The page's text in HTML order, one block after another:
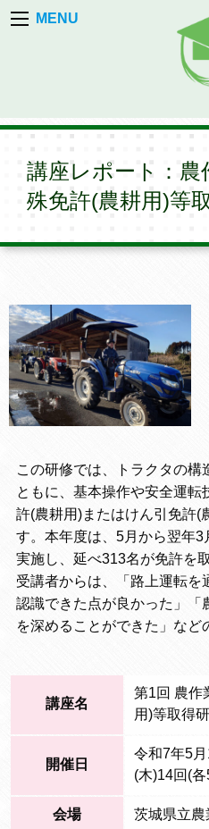
MENU
講座レポート：農
殊免許(農耕用)等
この研修では、トラクタの構
ともに、基本操作や安全運
許(農耕用)またはけん引免許(
す。本年度は、5月から翌年
実施し、延べ313名が免許を
受講者からは、「路上運転を
認識できた点が良かった」「
を深めることができた」など
講座名
第1回 農作
用)等取得
開催日
令和7年5
(木)14回(
会場 茨城県立農